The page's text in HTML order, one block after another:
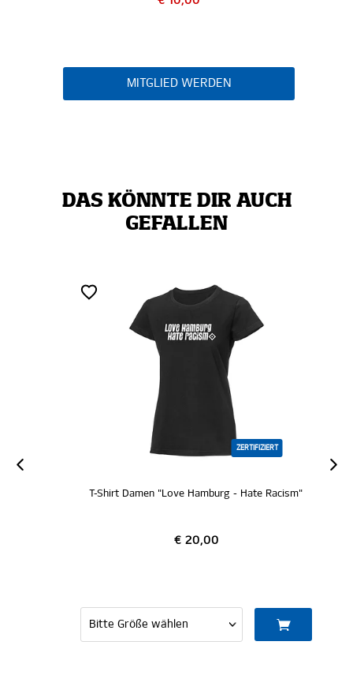
MITGLIED WERDEN
DAS KÖNNTE DIR AUCH
GEFALLEN
ZERTIFIZIERT
T-Shirt Damen "Love Hamburg - Hate Racism"
€ 20,00